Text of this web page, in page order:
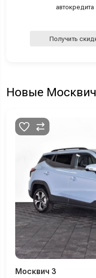
автокредита
Получить
Новые
Москвич 3